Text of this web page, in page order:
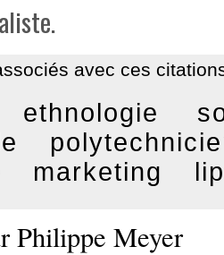
avec ces
ethnologie
marketing
Philippe Meyer